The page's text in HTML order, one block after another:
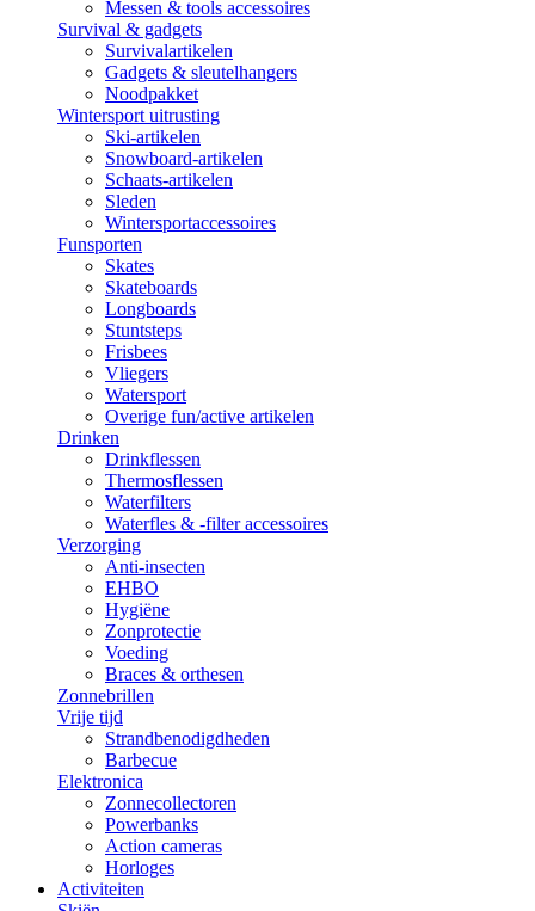
Messen & tools accessoires
Survival & gadgets
Survivalartikelen
Gadgets & sleutelhangers
Noodpakket
Wintersport uitrusting
Ski-artikelen
Snowboard-artikelen
Schaats-artikelen
Sleden
Wintersportaccessoires
Funsporten
Skates
Skateboards
Longboards
Stuntsteps
Frisbees
Vliegers
Watersport
Overige fun/active artikelen
Drinken
Drinkflessen
Thermosflessen
Waterfilters
Waterfles & -filter accessoires
Verzorging
Anti-insecten
EHBO
Hygiëne
Zonprotectie
Voeding
Braces & orthesen
Zonnebrillen
Vrije tijd
Strandbenodigdheden
Barbecue
Elektronica
Zonnecollectoren
Powerbanks
Action cameras
Horloges
Activiteiten